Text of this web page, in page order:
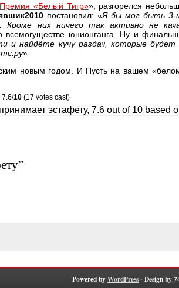
Премия «Белый Тигр»», разгорелся
постановил: «Я бы мог быть 3-
Кроме них ничего так активно не
юнионганга. Ну и
и найдёте кучу раздач, которые
»
новым годом. И Пусть на вашем
7.6/10 (17 votes cast)
эстафету, 7.6 out of 10 based
Powered byWordPress- Design by